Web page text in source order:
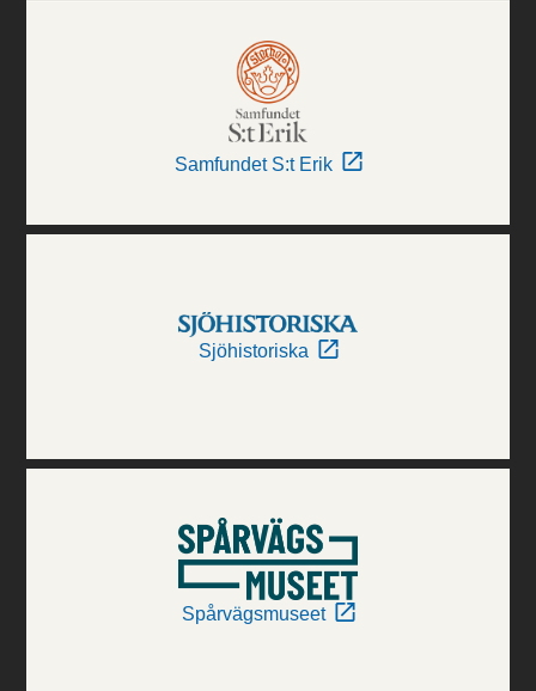
Samfundet S:t Erik
Sjöhistoriska
Spårvägsmuseet